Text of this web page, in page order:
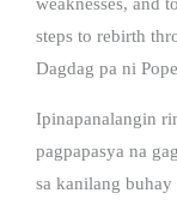
steps to rebirth
Dagdag pa ni
Ipinapanalangin
pagpapasya na
sa kanilang buhay